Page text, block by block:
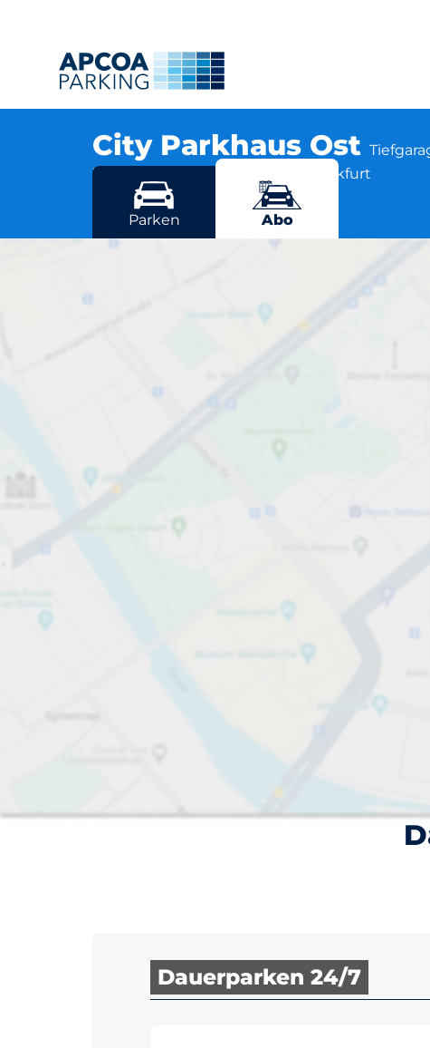
City Parkhaus Ost
Waldschmidtstr. 41-47, 60316 Frankfurt
Mehr Standorte in Frankfurt
Parken Abo
Jetzt geöffnet
Dauerparken 24/7